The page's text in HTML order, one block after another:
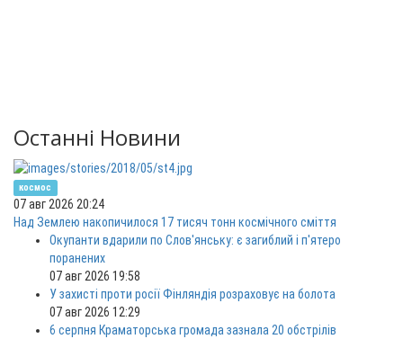
Останні Новини
космос
07 авг 2026 20:24
Над Землею накопичилося 17 тисяч тонн космічного сміття
Окупанти вдарили по Слов'янську: є загиблий і п'ятеро
поранених
07 авг 2026 19:58
У захисті проти росії Фінляндія розраховує на болота
07 авг 2026 12:29
6 серпня Краматорська громада зазнала 20 обстрілів